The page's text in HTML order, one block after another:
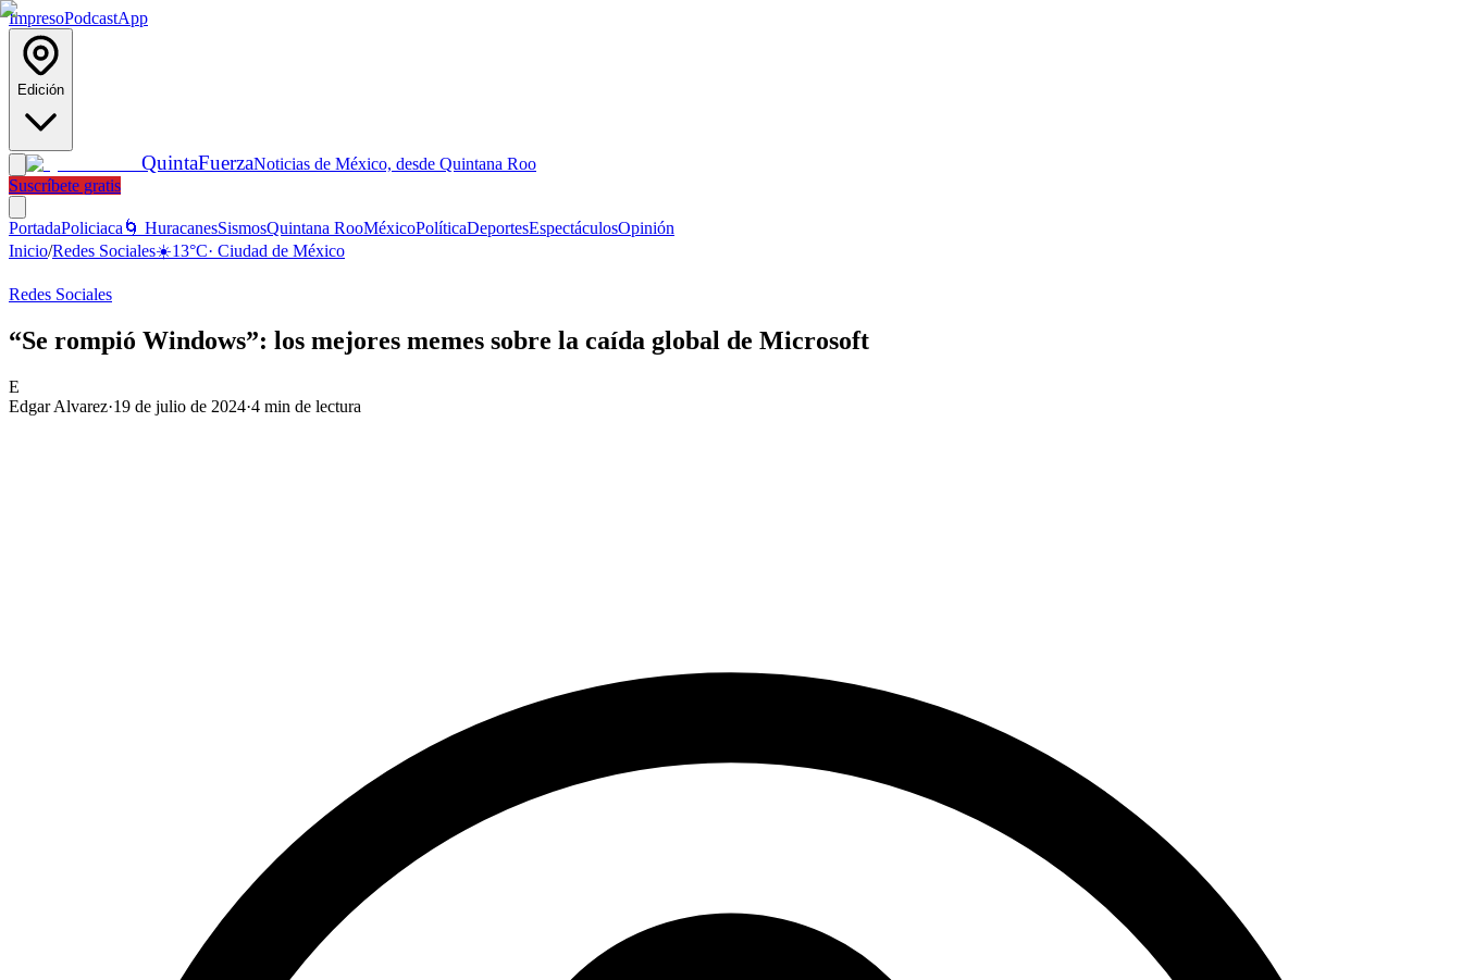
ImpresoPodcastApp
Edición
QuintaFuerzaNoticias de México, desde Quintana Roo
Suscríbete gratis
PortadaPoliciaca 🌀 HuracanesSismosQuintana RooMéxicoPolíticaDeportesEspectáculosOpinión
Inicio/Redes Sociales☀️13°C· Ciudad de México
Redes Sociales
“Se rompió Windows”: los mejores memes sobre la caída global de Microsoft
E
Edgar Alvarez·19 de julio de 2024·4 min de lectura